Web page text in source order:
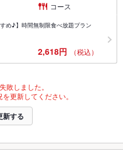
コース
め♪】時間無制限食べ放題プラン
2,618円 （税込）
敗しました。
更新してください。
新する